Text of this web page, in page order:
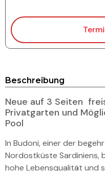
Beschreibung
Neue auf 3 Seiten
Privatgarten und
Pool
In Budoni, einer der
Nordostküste Sardiniens,
hohe Lebensqualität und